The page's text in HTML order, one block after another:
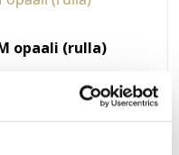
opaali (rulla)
Pinta- ja